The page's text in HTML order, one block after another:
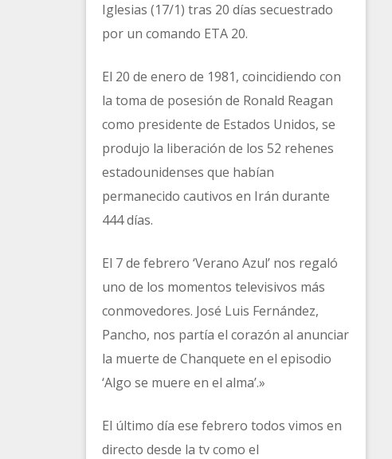
Iglesias (17/1) tras 20 días secuestrado
por un comando ETA 20.
El 20 de enero de 1981, coincidiendo con
la toma de posesión de Ronald Reagan
como presidente de Estados Unidos, se
produjo la liberación de los 52 rehenes
estadounidenses que habían
permanecido cautivos en Irán durante
444 días.
El 7 de febrero ‘Verano Azul’ nos regaló
uno de los momentos televisivos más
conmovedores. José Luis Fernández,
Pancho, nos partía el corazón al anunciar
la muerte de Chanquete en el episodio
‘Algo se muere en el alma’.»
El último día ese febrero todos vimos en
directo desde la tv como el